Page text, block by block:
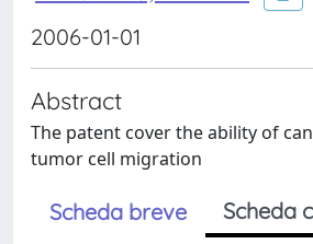
2006-01-01
Abstract
The patent cover the ability of
tumor cell migration
Scheda breve
Scheda